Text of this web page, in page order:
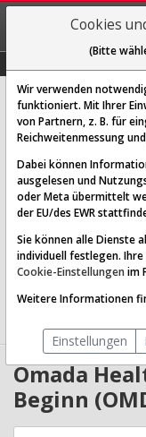
Website:
Sektor:
1.20
Anzahl
Omada
Beginn
Cookies
(Bitte
Wir verwenden
funktioniert. Mit Ihrer
von Partnern, z. B. für
Reichweitenmessung
Dabei können
ausgelesen und
oder Meta übermittelt
der EU/des EWR
Sie können alle Dienste
individuell festlegen.
Cookie-Einstellungen im
Weitere Informationen
Einstellungen